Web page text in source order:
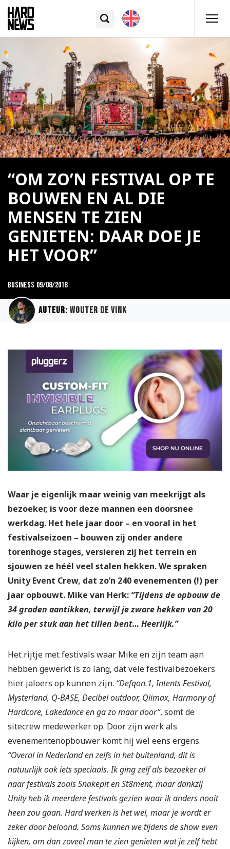
“OM ZO’N FESTIVAL OP TE
BOUWEN EN AL DIE
MENSEN TE ZIEN
GENIETEN: DAAR DOE JE
HET VOOR”
Business 09/08/2018
Auteur: Wouter de Vink
Waar je eigenlijk maar weinig van meekrijgt als
bezoeker, is voor deze mannen een doorsnee
werkdag. Het hele jaar door – en vooral in het
festivalseizoen – bouwen zij onder andere
torenhoge stages, versieren zij het terrein en
sjouwen ze héél veel stalen hekken. We spraken
Unity Event Crew, dat zo’n 240 evenementen (!) per
jaar opbouwt. Mike van Herk: “Tijdens de opbouw de
34 graden aantikken, terwijl je zware hekken van 20
kilo per stuk aan het tillen bent… Heerlijk.”
Het rijtje met festivals waar Mike en zijn team aan
hebben gewerkt is zo lang, dat vele festivalbezoekers
hier jaloers op kunnen zijn. “Defqon.1, Intents Festival,
Mysterland, Q-BASE, Decibel outdoor, Qlimax, Harmony of
Hardcore, Lakedance en ga zo maar door”, somt de
sitecrew medewerker op. Door zijn werk als
evenementenopbouwer komt hij wel eens ergens.
“Overal in Nederland en zelfs in het buitenland, dit is
natuurlijk ook iets speciaals. Ik ging zelf als bezoeker al
naar festivals zoals Snakepit en St8ment, maar dankzij
Unity heb ik meerdere festivals gezien waar ik anders nooit
heen zou gaan. Hard werken is het wel, maar je wordt er
zeker door beloond. Soms kunnen we tijdens de show even
kijken, om dan zoveel man te zien genieten wat je zelf hebt